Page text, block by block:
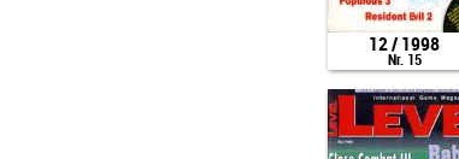
12 / 1998
Nr. 15